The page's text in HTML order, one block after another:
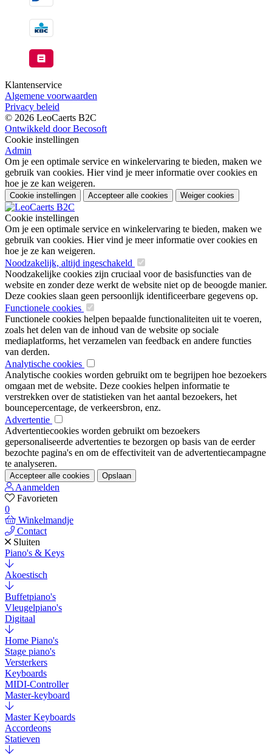
Klantenservice
Algemene voorwaarden
Privacy beleid
© 2026 LeoCaerts B2C
Ontwikkeld door Becosoft
Cookie instellingen
Admin
Om je een optimale service en winkelervaring te bieden, maken we
gebruik van cookies. Hier vind je meer informatie over cookies en
hoe je ze kan weigeren.
Cookie instellingen Accepteer alle cookies Weiger cookies
Cookie instellingen
Om je een optimale service en winkelervaring te bieden, maken we
gebruik van cookies. Hier vind je meer informatie over cookies en
hoe je ze kan weigeren.
Noodzakelijk, altijd ingeschakeld
Noodzakelijke cookies zijn cruciaal voor de basisfuncties van de
website en zonder deze werkt de website niet op de beoogde manier.
Deze cookies slaan geen persoonlijk identificeerbare gegevens op.
Functionele cookies
Functionele cookies helpen bepaalde functionaliteiten uit te voeren,
zoals het delen van de inhoud van de website op sociale
mediaplatforms, het verzamelen van feedback en andere functies
van derden.
Analytische cookies
Analytische cookies worden gebruikt om te begrijpen hoe bezoekers
omgaan met de website. Deze cookies helpen informatie te
verstrekken over de statistieken van het aantal bezoekers, het
bouncepercentage, de verkeersbron, enz.
Advertentie
Advertentiecookies worden gebruikt om bezoekers
gepersonaliseerde advertenties te bezorgen op basis van de eerder
bezochte pagina's en om de effectiviteit van de advertentiecampagne
te analyseren.
Accepteer alle cookies Opslaan
Aanmelden
Favorieten
0
Winkelmandje
Contact
Sluiten
Piano's & Keys
Akoestisch
Buffetpiano's
Vleugelpiano's
Digitaal
Home Piano's
Stage piano's
Versterkers
Keyboards
MIDI-Controller
Master-keyboard
Master Keyboards
Accordeons
Statieven